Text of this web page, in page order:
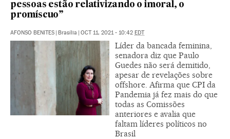
pessoas estão relativizando o imoral, o
promíscuo”
AFONSO BENITES | Brasília | OCT 11, 2021 - 10:42 EDT
Líder da bancada feminina,
senadora diz que Paulo
Guedes não será demitido,
apesar de revelações sobre
offshore. Afirma que CPI da
Pandemia já fez mais do que
todas as Comissões
anteriores e avalia que
faltam líderes políticos no
Brasil